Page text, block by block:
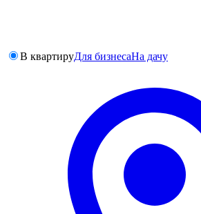
В квартируДля бизнесаНа дачу